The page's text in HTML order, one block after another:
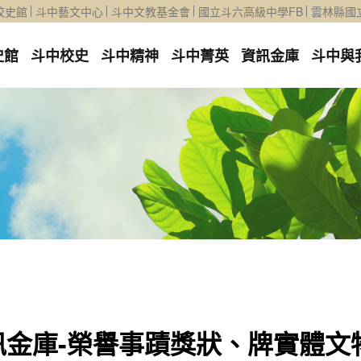
史館 斗中藝文中心 斗中文教基金會 國立斗六高級中學FB 雲林縣國
館 斗中校史 斗中精神 斗中菁英 資訊金庫 斗中與
庫-榮譽事蹟獎狀、牌實體文